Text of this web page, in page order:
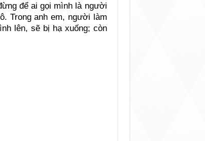
để ai gọi mình là người
Trong anh em, người làm
lên, sẽ bị hạ xuống; còn